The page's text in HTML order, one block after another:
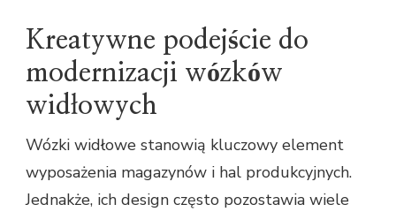
Kreatywne podejście do
modernizacji wózków
widłowych
Wózki widłowe stanowią kluczowy element
wyposażenia magazynów i hal produkcyjnych.
Jednakże, ich design często pozostawia wiele